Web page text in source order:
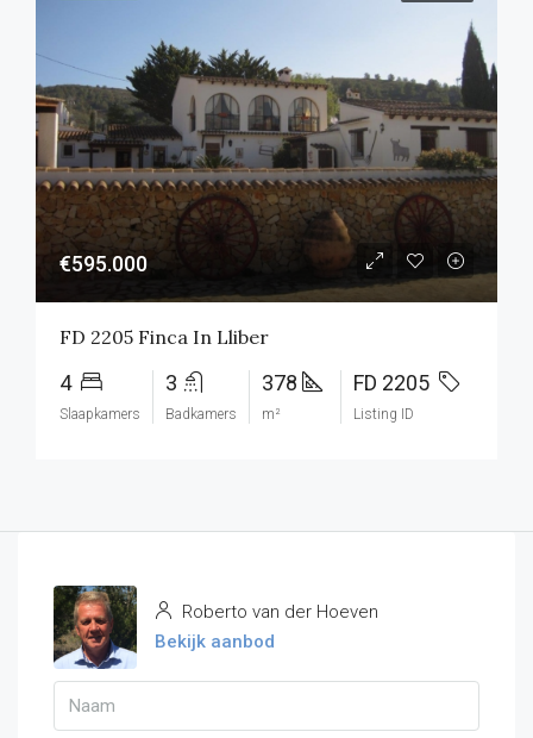
€595.000
FD 2205 Finca In Lliber
4
Slaapkamers
3
Badkamers
378
m²
FD 2205
Listing ID
Roberto van der Hoeven
Bekijk aanbod